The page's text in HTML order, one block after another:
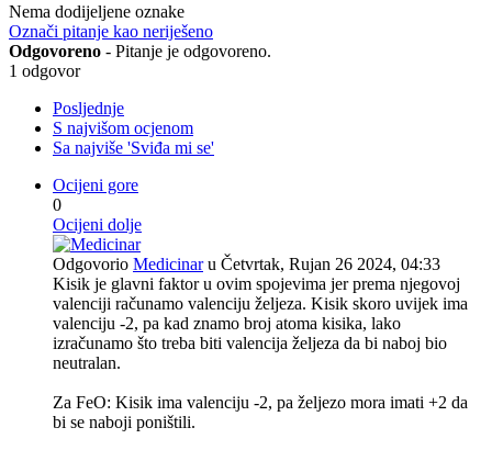
Nema dodijeljene oznake
Označi pitanje kao neriješeno
Odgovoreno - Pitanje je odgovoreno.
1 odgovor
Posljednje
S najvišom ocjenom
Sa najviše 'Sviđa mi se'
Ocijeni gore
0
Ocijeni dolje
Odgovorio Medicinaru Četvrtak, Rujan 26 2024, 04:33
Kisik je glavni faktor u ovim spojevima jer prema njegovoj
valenciji računamo valenciju željeza. Kisik skoro uvijek ima
valenciju -2, pa kad znamo broj atoma kisika, lako
izračunamo što treba biti valencija željeza da bi naboj bio
neutralan.
Za FeO: Kisik ima valenciju -2, pa željezo mora imati +2 da
bi se naboji poništili.